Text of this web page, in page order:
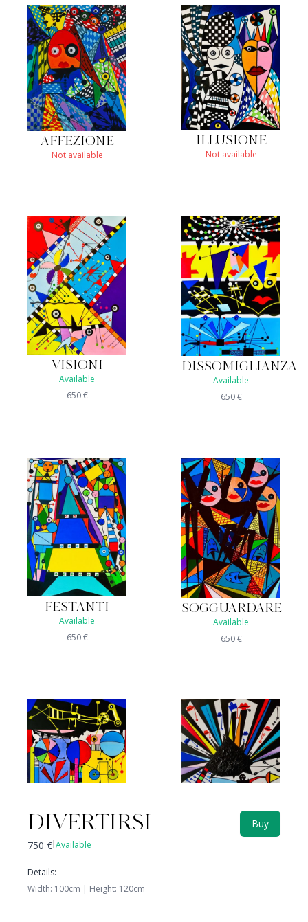
DIVERTIRSI
Buy
750 € Available
Details:
Width: 100cm | Height: 120cm
AFFEZIONE
Not available
ILLUSIONE
Not available
VISIONI
Available
650€
DISSOMIGLIANZA
Available
650€
FESTANTI
Available
650€
SOGGUARDARE
Available
650€
MOVIMENTO